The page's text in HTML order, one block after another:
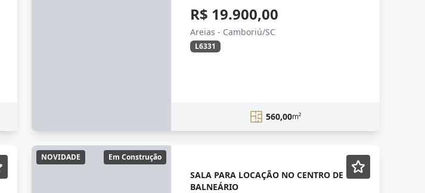
R$ 19.900,00
Areias - Camboriú/SC
L6331
560,00m²
NOVIDADE Em Construção
SALA PARA LOCAÇÃO NO CENTRO DE
BALNEÁRIO